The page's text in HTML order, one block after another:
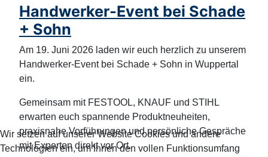
Handwerker-Event bei Schade
+ Sohn
Am 19. Juni 2026 laden wir euch herzlich zu unserem
Handwerker-Event bei Schade + Sohn in Wuppertal
ein.
Gemeinsam mit FESTOOL, KNAUF und STIHL
erwarten euch spannende Produktneuheiten,
praxisnahe Vorführungen und persönliche Gespräche
mit Experten direkt vor Ort.
Wir setzen auf unserer Website Cookies und andere
Technologien ein, um Ihnen den vollen Funktionsumfang